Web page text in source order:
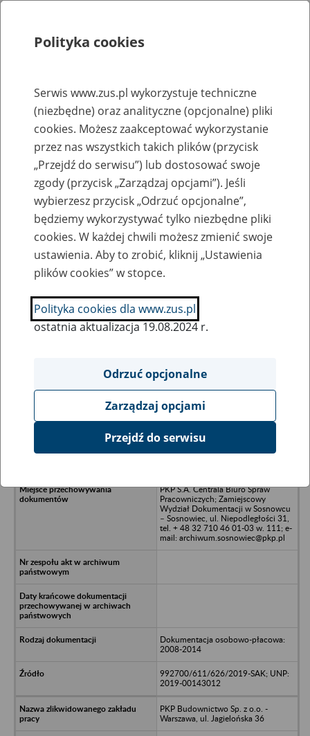
Rejestry, ewidencje i archiwa
Baza zlikwidowanych lub
przekształconych zakładów pracy
Nazwa zakładu pracy:
SZUKAJ
Ukryj wszystkie pozycje bazy
RAIL PROJEKT Sp. z o.o. - Warszawa,
PKP S.A. Centrala Biuro Spraw
Pracowniczych; Zamiejscowy
Wydział Dokumentacji w Sosnowcu
– Sosnowiec, ul. Niepodległości 31,
tel. + 48 32 710 46 01-03 w. 111; e-
mail: archiwum.sosnowiec@pkp.pl
Dokumentacja osobowo-płacowa:
2008-2014
992700/611/626/2019-SAK; UNP:
2019-00143012
PKP Budownictwo Sp. z o.o. -
Warszawa, ul. Jagielońska 36
Polityka cookies
Serwis www.zus.pl wykorzystuje techniczne
(niezbędne) oraz analityczne (opcjonalne) pliki
cookies. Możesz zaakceptować wykorzystanie
przez nas wszystkich takich plików (przycisk
„Przejdź do serwisu”) lub dostosować swoje
zgody (przycisk „Zarządzaj opcjami”). Jeśli
wybierzesz przycisk „Odrzuć opcjonalne”,
będziemy wykorzystywać tylko niezbędne pliki
cookies. W każdej chwili możesz zmienić swoje
ustawienia. Aby to zrobić, kliknij „Ustawienia
plików cookies” w stopce.
Polityka cookies dla www.zus.pl
ostatnia aktualizacja 19.08.2024 r.
Odrzuć opcjonalne
Zarządzaj opcjami
Przejdź do serwisu